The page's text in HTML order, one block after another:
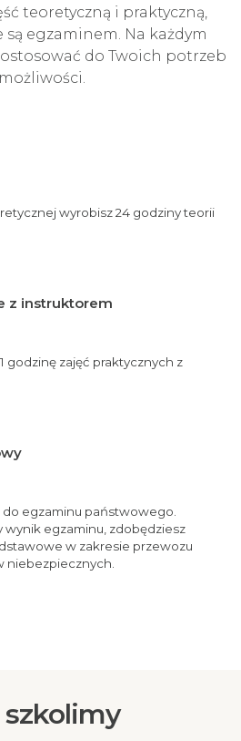
teoretyczną i praktyczną,
egzaminem. Na każdym
do Twoich potrzeb
wyrobisz 24 godziny teorii
z instruktorem
godzinę zajęć praktycznych z
do egzaminu państwowego.
wynik egzaminu, zdobędziesz
w zakresie przewozu
niebezpiecznych.
szkolimy